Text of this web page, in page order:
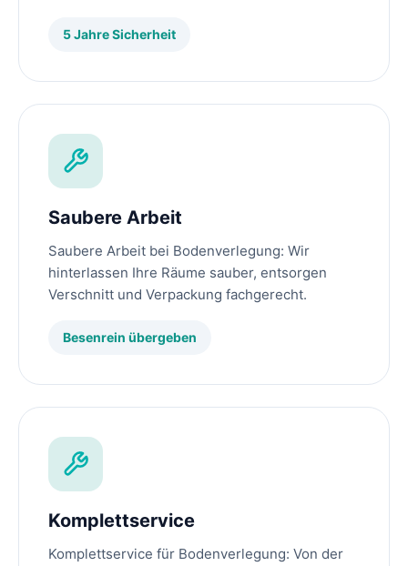
5 Jahre Sicherheit
Saubere Arbeit
Saubere Arbeit bei Bodenverlegung: Wir
hinterlassen Ihre Räume sauber, entsorgen
Verschnitt und Verpackung fachgerecht.
Besenrein übergeben
Komplettservice
Komplettservice für Bodenverlegung: Von der